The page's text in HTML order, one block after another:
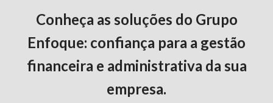
Conheça as soluções do Grupo
Enfoque: confiança para a gestão
financeira e administrativa da sua
empresa.